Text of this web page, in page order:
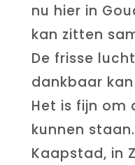
nu hier in
kan zitten
De frisse
dankbaar
Het is fijn om
kunnen
Kaapstad, in